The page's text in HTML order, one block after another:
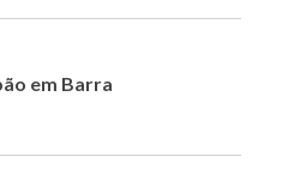
em Barra